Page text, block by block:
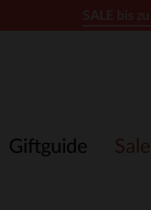
Giftguide Sale